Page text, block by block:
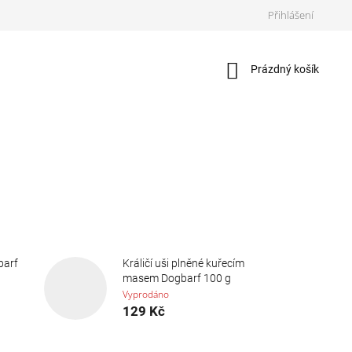
Přihlášení
Nákupní
Prázdný košík
Králičí uši plněné kuřecím
masem Dogbarf 100 g
Vyprodáno
129 Kč